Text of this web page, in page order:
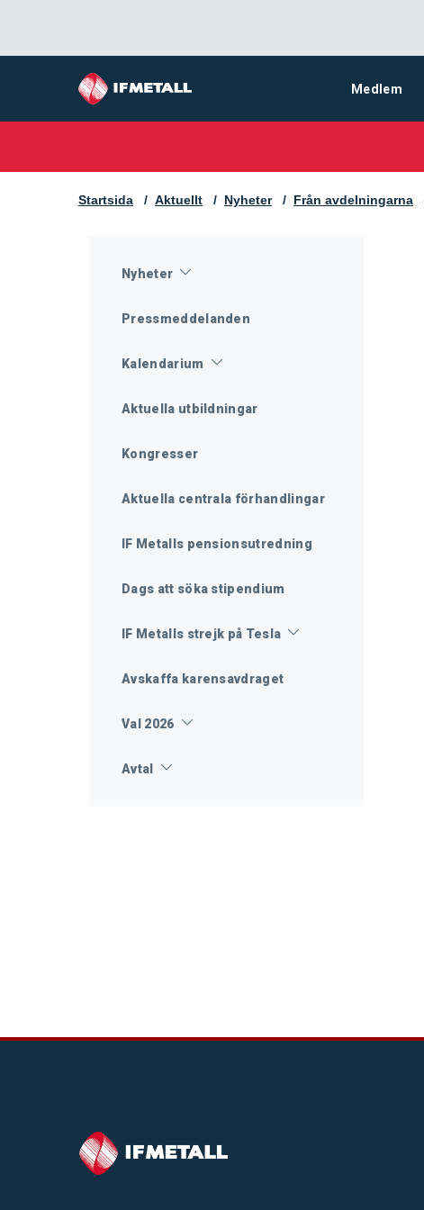
Medlem
Startsida Aktuellt Nyheter Från avdelningarna
Nyheter
Pressmeddelanden
Kalendarium
Aktuella utbildningar
Kongresser
Aktuella centrala förhandlingar
IF Metalls pensionsutredning
Dags att söka stipendium
IF Metalls strejk på Tesla
Avskaffa karensavdraget
Val 2026
Avtal